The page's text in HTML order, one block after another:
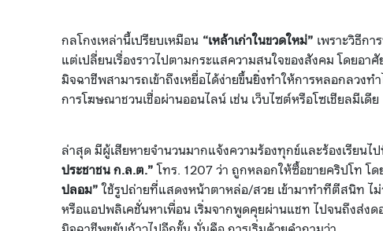
กลโกงเหล่านี้เปรียบเหมือน “เหล้าเก่าในขวดใหม่” เพราะวิธีก
แต่เปลี่ยนเรื่องราวไปตามกระแสความสนใจของสังคม โดยอา
มิจฉาชีพสามารถเข้าถึงเหยื่อได้ง่ายขึ้นยิ่งทำให้การหลอกลว
การโฆษณาชวนเชื่อผ่านออนไลน์ เช่น เว็บไซต์หรือโซเชียลมีเดีย
ล่าสุด มีผู้เสียหายจำนวนมากแจ้งความร้องทุกข์และร้องเรียนไ
ประชาชน ก.ล.ต.”โทร. 1207 ว่า ถูกหลอกให้ซื้อขายคริปโท โ
ปลอม”ใช้รูปถ่ายที่แสดงหน้าตาหล่อ/สวย เข้ามาทำทีตีสนิท ไ
หรือแอปพลิเคชั่นหาเพื่อน เริ่มจากพูดคุยผ่านแชท ไปจนถึงส่ง